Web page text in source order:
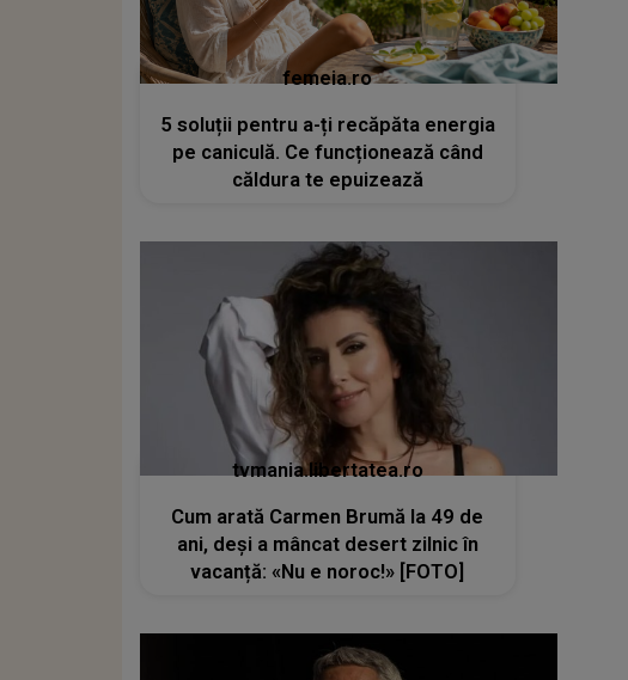
femeia.ro
5 soluții pentru a-ți recăpăta energia
pe caniculă. Ce funcționează când
căldura te epuizează
tvmania.libertatea.ro
Cum arată Carmen Brumă la 49 de
ani, deși a mâncat desert zilnic în
vacanță: «Nu e noroc!» [FOTO]